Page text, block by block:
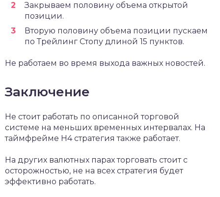
Закрываем половину объема открытой
позиции.
Вторую половину объема позиции пускаем
по Трейлинг Стопу длиной 15 пунктов.
Не работаем во время выхода важных новостей.
Заключение
Не стоит работать по описанной торговой
системе на меньших временных интервалах. На
таймфрейме H4 стратегия также работает.
На других валютных парах торговать стоит с
осторожностью, не на всех стратегия будет
эффективно работать.